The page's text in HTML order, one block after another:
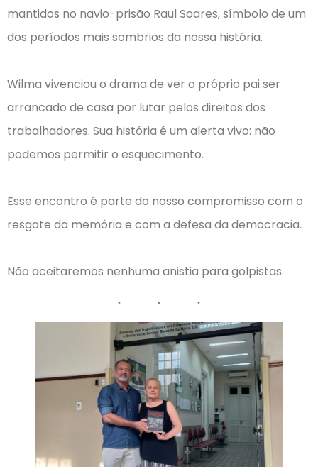
mantidos no navio-prisão Raul Soares, símbolo de um
dos períodos mais sombrios da nossa história.
Wilma vivenciou o drama de ver o próprio pai ser
arrancado de casa por lutar pelos direitos dos
trabalhadores. Sua história é um alerta vivo: não
podemos permitir o esquecimento.
Esse encontro é parte do nosso compromisso com o
resgate da memória e com a defesa da democracia.
Não aceitaremos nenhuma anistia para golpistas.